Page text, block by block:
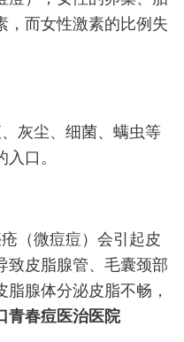
，而女性激素的比例失
灰尘、细菌、螨虫等
口。
（微痘痘）会引起皮
致皮脂腺管、毛囊颈部
腺体分泌皮脂不畅，
青春痘医治医院